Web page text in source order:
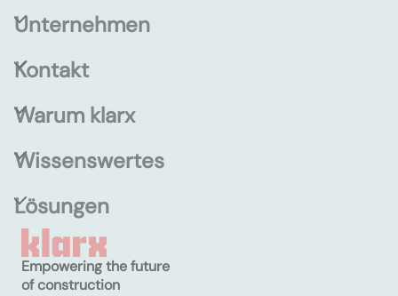
Unternehmen
Kontakt
Warum klarx
Wissenswertes
Lösungen
Empowering the future
of construction